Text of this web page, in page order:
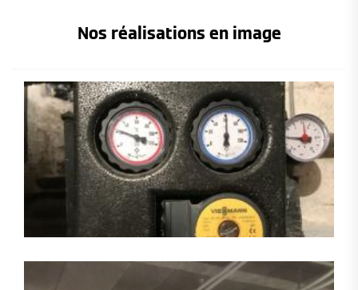
Nos réalisations en image